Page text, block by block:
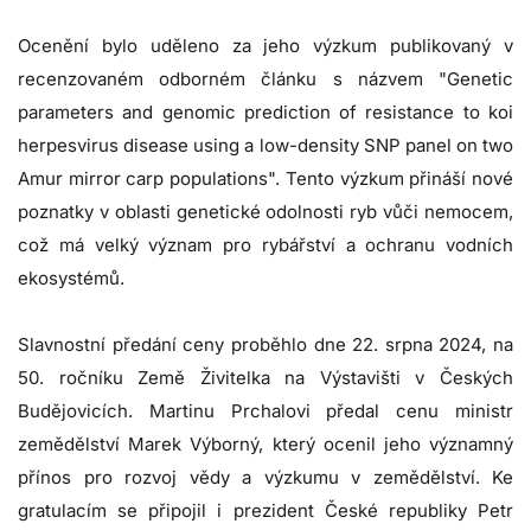
Ocenění bylo uděleno za jeho výzkum publikovaný v
recenzovaném odborném článku s názvem "Genetic
parameters and genomic prediction of resistance to koi
herpesvirus disease using a low-density SNP panel on two
Amur mirror carp populations". Tento výzkum přináší nové
poznatky v oblasti genetické odolnosti ryb vůči nemocem,
což má velký význam pro rybářství a ochranu vodních
ekosystémů.
Slavnostní předání ceny proběhlo dne 22. srpna 2024, na
50. ročníku Země Živitelka na Výstavišti v Českých
Budějovicích. Martinu Prchalovi předal cenu ministr
zemědělství Marek Výborný, který ocenil jeho významný
přínos pro rozvoj vědy a výzkumu v zemědělství. Ke
gratulacím se připojil i prezident České republiky Petr